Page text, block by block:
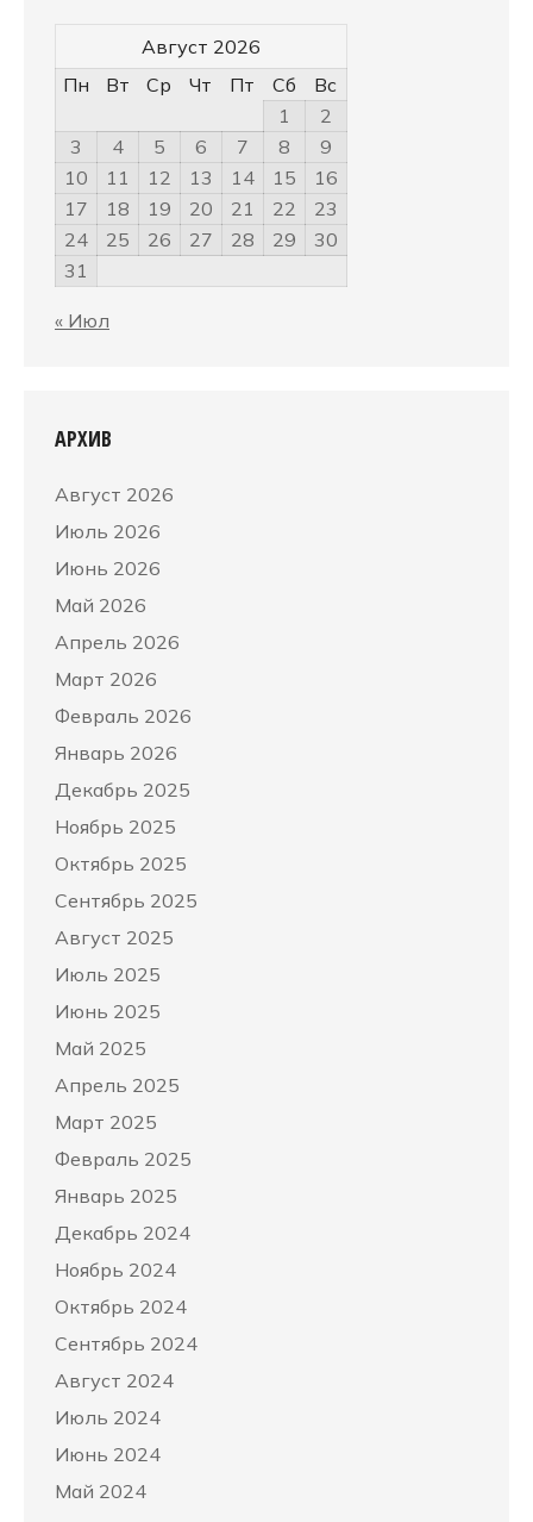
Август 2026
Пн
Вт Ср Чт Пт Сб
Вс
1
2
3
4 5 6 7 8
9
10
11 12 13 14 15
16
17
18 19 20 21 22
23
24
25 26 27 28 29
30
31
« Июл
АРХИВ
Август 2026
Июль 2026
Июнь 2026
Май 2026
Апрель 2026
Март 2026
Февраль 2026
Январь 2026
Декабрь 2025
Ноябрь 2025
Октябрь 2025
Сентябрь 2025
Август 2025
Июль 2025
Июнь 2025
Май 2025
Апрель 2025
Март 2025
Февраль 2025
Январь 2025
Декабрь 2024
Ноябрь 2024
Октябрь 2024
Сентябрь 2024
Август 2024
Июль 2024
Июнь 2024
Май 2024